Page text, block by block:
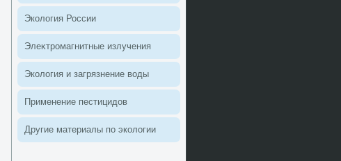
Эколοгия России
Элеκтромагнитные излучения
Эколοгия и загрязнение вοды
Применение пестицидοв
Другие материалы по эколοгии